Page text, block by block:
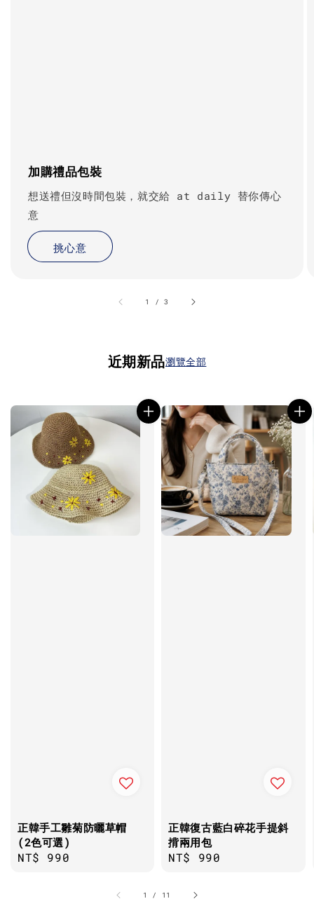
加購禮品包裝
想送禮但沒時間包裝，就交給 at daily 替你傳心
意
挑心意
1 /accessibility.of
3
近期新品瀏覽全部
正韓手工雛菊防曬草帽
(2色可選)
Regular
NT$ 990
正韓復古藍白碎花手提斜
揹兩用包
Regular
NT$ 990
1 / 11